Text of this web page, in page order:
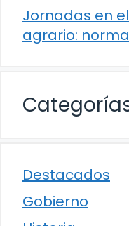
Jornadas en
agrario:
Destacados
Gobierno